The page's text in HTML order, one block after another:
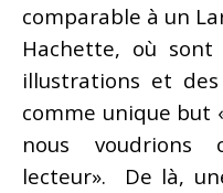
comparable à un
Hachette, où sont
illustrations et
comme unique but
nous voudrions
lecteur». De là,